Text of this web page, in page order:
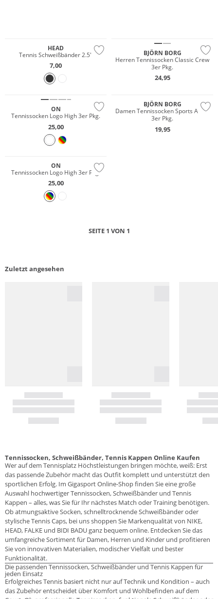
HEAD
Tennis Schweißbänder 2.5"
7,00
BJÖRN BORG
Herren Tennissocken Classic Crew
3er Pkg.
24,95
ON
Tennissocken Logo High 3er Pkg.
25,00
BJÖRN BORG
Damen Tennissocken Sports Ankle
3er Pkg.
19,95
ON
Tennissocken Logo High 3er Pkg.
25,00
SEITE 1 VON 1
Zuletzt angesehen
Tennissocken, Schweißbänder, Tennis Kappen Online Kaufen
Wer auf dem Tennisplatz Höchstleistungen bringen möchte, weiß: Erst
das passende Zubehör macht das Outfit komplett und unterstützt den
sportlichen Erfolg. Im Gigasport Online-Shop finden Sie eine große
Auswahl hochwertiger Tennissocken, Schweißbänder und Tennis
Kappen – alles, was Sie für Ihr nächstes Match oder Training benötigen.
Ob atmungsaktive Socken, schnelltrocknende Schweißbänder oder
stylische Tennis Caps, bei uns shoppen Sie Markenqualität von NIKE,
HEAD, FALKE und BIDI BADU ganz bequem online. Entdecken Sie das
umfangreiche Sortiment für Damen, Herren und Kinder und profitieren
Sie von innovativen Materialien, modischer Vielfalt und bester
Funktionalität.
Die passenden Tennissocken, Schweißbänder und Tennis Kappen für
jeden Einsatz
Erfolgreiches Tennis basiert nicht nur auf Technik und Kondition – auch
das Zubehör entscheidet über Komfort und Wohlbefinden auf dem